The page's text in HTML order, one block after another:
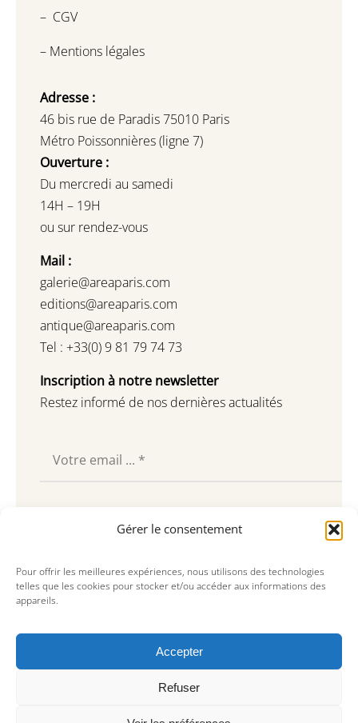
Gérer le consentement
Pour offrir les meilleures expériences, nous utilisons des technologies
telles que les cookies pour stocker et/ou accéder aux informations des
appareils.
Accepter
Refuser
– CGV
– Mentions légales
Adresse :
46 bis rue de Paradis 75010 Paris
Métro Poissonnières (ligne 7)
Ouverture :
Du mercredi au samedi
14H – 19H
ou sur rendez-vous
Mail :
galerie@areaparis.com
editions@areaparis.com
antique@areaparis.com
Tel : +33(0) 9 81 79 74 73
Inscription à notre newsletter
Restez informé de nos dernières actualités
Souscrire